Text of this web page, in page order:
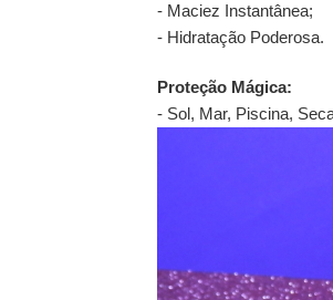
- Maciez Instantânea;
- Hidratação Poderosa.
Proteção Mágica:
- Sol, Mar, Piscina,